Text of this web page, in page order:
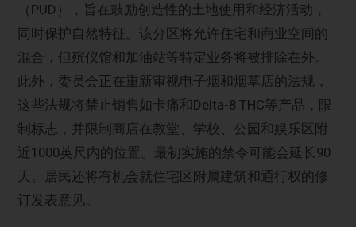
（PUD），旨在鼓励创造性的土地使用和经济活动，
同时保护自然特征。该分区将允许住宅和商业空间的
混合，但殡仪馆和加油站等特定业务将被排除在外。
此外，委员会正在重新审视电子烟和烟草店的法规，
这些法规将禁止销售如卡痛和Delta-8 THC等产品，限
制标志，并限制商店在教堂、学校、公园和娱乐区附
近1000英尺内的位置。最初实施的禁令可能会延长90
天。居民还将有机会就住宅区附属建筑和通行权的修
订发表意见。